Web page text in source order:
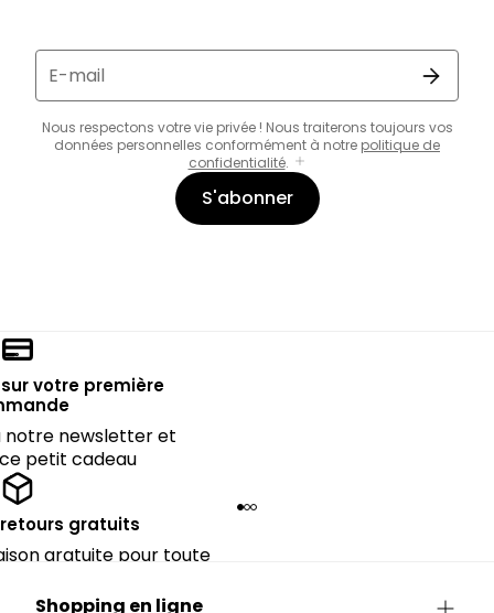
E-mail
Nous respectons votre vie privée ! Nous traiterons toujours vos
données personnelles conformément à notre politique de
confidentialité.
S'abonner
votre première
notre newsletter et
petit cadeau
gratuits
gratuite pour toute
Shopping en ligne